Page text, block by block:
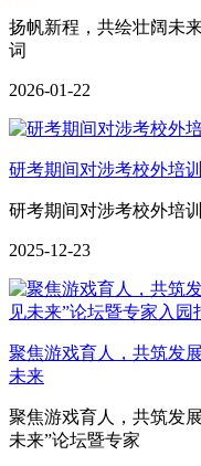
扬帆新程，共绘壮阔未
词
2026-01-22
研考期间对涉考校外培
研考期间对涉考校外培
2025-12-23
聚焦游戏育人，共筑发
未来
聚焦游戏育人，共筑发
未来”论坛暨专家